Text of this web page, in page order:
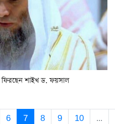
ফিরছেন শাইখ ড. ফয়সাল
6 7 8 9 10 ...